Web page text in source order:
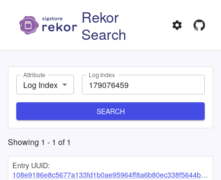
Rekor
Search
Attribute
Log Index
Log Index
SEARCH
Showing 1 - 1 of1
Entry UUID:
108e9186e8c5677a133fd1b0ae95964ff8a6b80ec338f5644beaeee6eab542b829a28ed1f8e995e9